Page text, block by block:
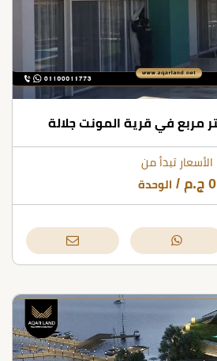
الأسعار تبدأ من
0 ج.م / الوحدة